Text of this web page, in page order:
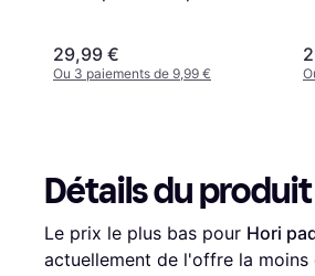
29,99 €
Ou 3 paiements de 9,99 €
Détails du produit
Le prix le plus bas pour Hori
actuellement de l'offre la moins